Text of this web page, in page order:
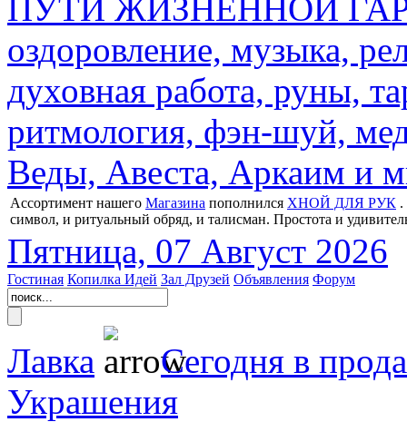
ПУТИ ЖИЗНЕННОЙ
оздоровление, музыка,
духовная работа, руны,
ритмология, фэн-шуй,
Веды, Авеста, Аркаим и
Ассортимент нашего Магазина пополнился ХНОЙ ДЛЯ РУК .
символ, и ритуальный обряд, и талисман. Простота и
Пятница, 07 Август 2026
Гостиная Копилка Идей Зал Друзей Объявления Форум
Лавка
Сегодня в
Украшения